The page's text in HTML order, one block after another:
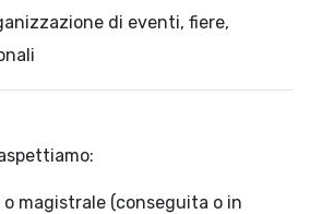
di eventi, fiere,
magistrale (conseguita o in